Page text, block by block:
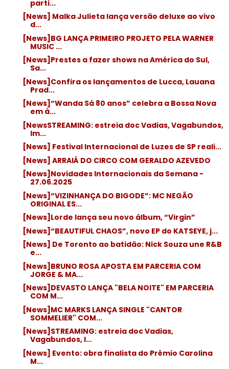
parti...
[News] Malka Julieta lança versão deluxe ao vivo
d...
[News]BG LANÇA PRIMEIRO PROJETO PELA WARNER
MUSIC ...
[News]Prestes a fazer shows na América do Sul,
Sa...
[News]Confira os lançamentos de Lucca, Lauana
Prad...
[News]“Wanda Sá 80 anos” celebra a Bossa Nova
em á...
[NewsSTREAMING: estreia doc Vadias, Vagabundos,
Im...
[News] Festival Internacional de Luzes de SP reali...
[News] ARRAIÁ DO CIRCO COM GERALDO AZEVEDO
[News]Novidades Internacionais da Semana -
27.06.2025
[News]“VIZINHANÇA DO BIGODE”: MC NEGÃO
ORIGINAL ES...
[News]Lorde lança seu novo álbum, “Virgin”
[News]“BEAUTIFUL CHAOS”, novo EP do KATSEYE, j...
[News] De Toronto ao batidão: Nick Souza une R&B
e...
[News]BRUNO ROSA APOSTA EM PARCERIA COM
JORGE & MA...
[News]DEVASTO LANÇA "BELA NOITE" EM PARCERIA
COM M...
[News]MC MARKS LANÇA SINGLE "CANTOR
SOMMELIER" COM...
[News]STREAMING: estreia doc Vadias,
Vagabundos, I...
[News] Evento: obra finalista do Prêmio Carolina
M...